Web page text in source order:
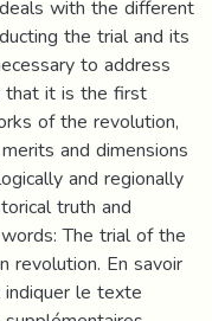
with the different
the trial and its
to address
that it is the first
of the revolution,
and dimensions
and regionally
truth and
The trial of the
revolution. En savoir
le texte